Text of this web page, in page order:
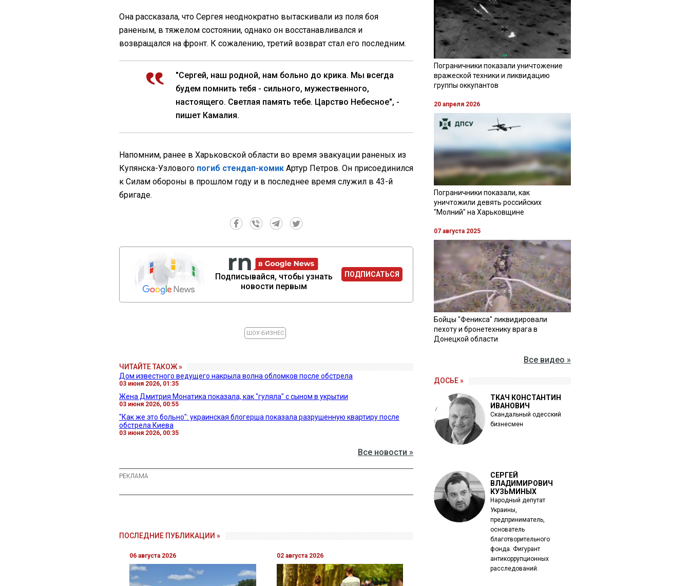
Она рассказала, что Сергея неоднократно вытаскивали из поля боя
раненым, в тяжелом состоянии, однако он восстанавливался и
возвращался на фронт. К сожалению, третий возврат стал его последним.
"Сергей, наш родной, нам больно до крика. Мы всегда
будем помнить тебя - сильного, мужественного,
настоящего. Светлая память тебе. Царство Небесное", -
пишет Камалия.
Напомним, ранее в Харьковской области во время эвакуации раненых из
Купянска-Узлового погиб стендап-комик Артур Петров. Он присоединился
к Силам обороны в прошлом году и в последнее время служил в 43-й
бригаде.
Подписывайся, чтобы узнать
новости первым
ПОДПИСАТЬСЯ
ШОУ-БИЗНЕС
ЧИТАЙТЕ ТАКОЖ »
Дом известного ведущего накрыла волна обломков после обстрела
03 июня 2026, 01:35
Жена Дмитрия Монатика показала, как "гуляла" с сыном в укрытии
03 июня 2026, 00:55
"Как же это больно": украинская блогерша показала разрушенную квартиру после
обстрела Киева
03 июня 2026, 00:35
Все новости »
ПОСЛЕДНИЕ ПУБЛИКАЦИИ »
06 августа 2026 02 августа 2026
Пограничники показали уничтожение
вражеской техники и ликвидацию
группы оккупантов
20 апреля 2026
Пограничники показали, как
уничтожили девять российских
"Молний" на Харьковщине
07 августа 2025
Бойцы "Феникса" ликвидировали
пехоту и бронетехнику врага в
Донецкой области
Все видео »
ДОСЬЕ »
ТКАЧ КОНСТАНТИН
ИВАНОВИЧ
Скандальный одесский
бизнесмен
СЕРГЕЙ
ВЛАДИМИРОВИЧ
КУЗЬМИНЫХ
Народный депутат
Украины,
предприниматель,
основатель
благотворительного
фонда. Фигурант
антикоррупционных
расследований.